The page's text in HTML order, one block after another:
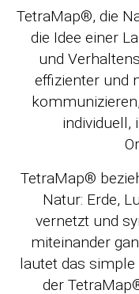
TetraMap®, die
die Idee einer
und
effizienter und
individuell,
TetraMap®
Natur: Erde,
vernetzt und
miteinander
lautet das
der